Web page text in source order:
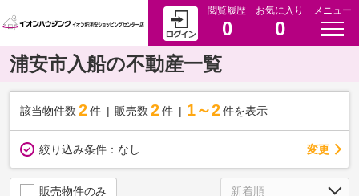
閲覧履歴
0
お気に入り
0
メニュー
浦安市入船の不動産一覧
該当物件数 2件 販売数 2 件 1～2 件を表示
絞り込み条件： なし 変更
販売物件のみ